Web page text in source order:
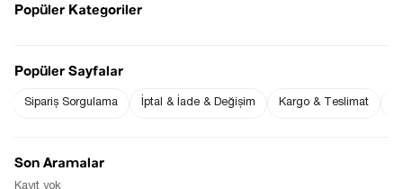
Notify Me When Available
Popüler Kategoriler
Popüler Sayfalar
Sipariş Sorgulama İptal & İade & Değişim Kargo & Teslimat
Son Aramalar